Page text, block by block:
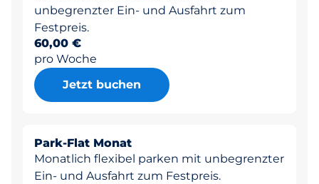
unbegrenzter Ein- und Ausfahrt zum
Festpreis.
60,00 €
pro Woche
Jetzt buchen
Park-Flat Monat
Monatlich flexibel parken mit unbegrenzter
Ein- und Ausfahrt zum Festpreis.